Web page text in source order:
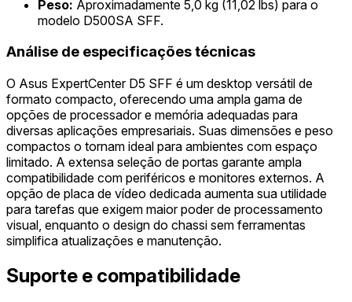
Peso: Aproximadamente 5,0 kg (11,02 lbs) para o
modelo D500SA SFF.
Análise de especificações técnicas
O Asus ExpertCenter D5 SFF é um desktop versátil de
formato compacto, oferecendo uma ampla gama de
opções de processador e memória adequadas para
diversas aplicações empresariais. Suas dimensões e peso
compactos o tornam ideal para ambientes com espaço
limitado. A extensa seleção de portas garante ampla
compatibilidade com periféricos e monitores externos. A
opção de placa de vídeo dedicada aumenta sua utilidade
para tarefas que exigem maior poder de processamento
visual, enquanto o design do chassi sem ferramentas
simplifica atualizações e manutenção.
Suporte e compatibilidade